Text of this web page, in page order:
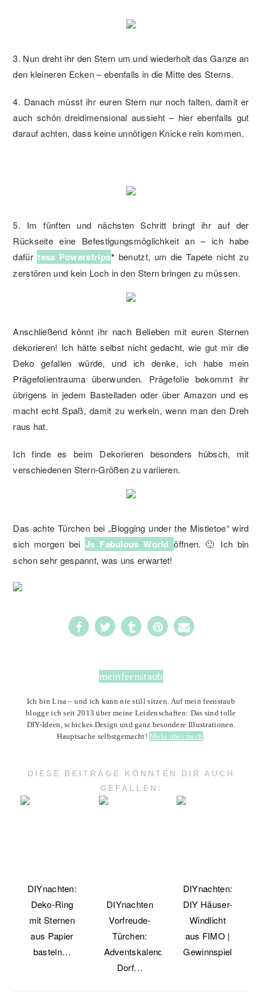
3. Nun dreht ihr den Stern um und wiederholt das Ganze an
den kleineren Ecken – ebenfalls in die Mitte des Sterns.
4. Danach müsst ihr euren Stern nur noch falten, damit er
auch schön dreidimensional aussieht – hier ebenfalls gut
darauf achten, dass keine unnötigen Knicke rein kommen.
5. Im fünften und nächsten Schritt bringt ihr auf der
Rückseite eine Befestigungsmöglichkeit an – ich habe
dafür tesa Powerstrips* benutzt, um die Tapete nicht zu
zerstören und kein Loch in den Stern bringen zu müssen.
Anschließend könnt ihr nach Belieben mit euren Sternen
dekorieren! Ich hätte selbst nicht gedacht, wie gut mir die
Deko gefallen würde, und ich denke, ich habe mein
Prägefolientrauma überwunden. Prägefolie bekommt ihr
übrigens in jedem Bastelladen oder über Amazon und es
macht echt Spaß, damit zu werkeln, wenn man den Dreh
raus hat.
Ich finde es beim Dekorieren besonders hübsch, mit
verschiedenen Stern-Größen zu variieren.
Das achte Türchen bei „Blogging under the Mistletoe“ wird
sich morgen bei Js Fabulous World öffnen. 🙂 Ich bin
schon sehr gespannt, was uns erwartet!
27
meinfeenstaub
Ich bin Lisa – und ich kann nie still sitzen. Auf mein feenstaub
blogge ich seit 2013 über meine Leidenschaften: Das sind tolle
DIY-Ideen, schickes Design und ganz besondere Illustrationen.
Hauptsache selbstgemacht! Mehr über mich .
DIESE BEITRÄGE KÖNNTEN DIR AUCH
GEFALLEN:
DIYnachten:
Deko-Ring
mit Sternen
aus Papier
basteln…
DIYnachten
Vorfreude-
Türchen:
Adventskalender-
Dorf…
DIYnachten:
DIY Häuser-
Windlicht
aus FIMO |
Gewinnspiel